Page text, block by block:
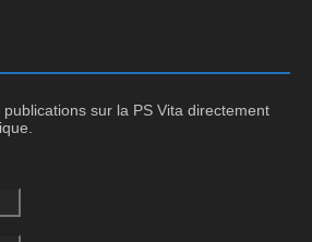
sur la PS Vita directement